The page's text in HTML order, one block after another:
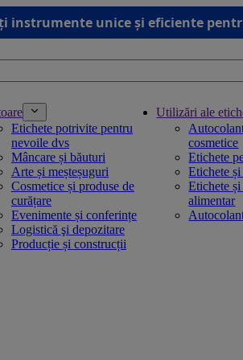
instrumente unice și eficiente
Etichete potrivite pentru
nevoile dvs
Mâncare și băuturi
Arte și meșteșuguri
Cosmetice și produse de
curățare
Evenimente și conferințe
Logistică şi depozitare
Producție și construcții
Utilizări ale
cosmetice
Etichete
Etichete
Etichete
alimentar